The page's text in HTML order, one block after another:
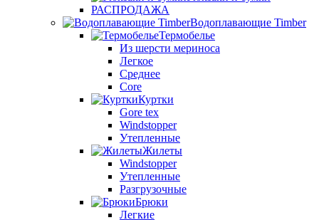
РАСПРОДАЖА
Водоплавающие Timber
Термобелье
Из шерсти мериноса
Легкое
Среднее
Core
Куртки
Gore tex
Windstopper
Утепленные
Жилеты
Windstopper
Утепленные
Разгрузочные
Брюки
Легкие